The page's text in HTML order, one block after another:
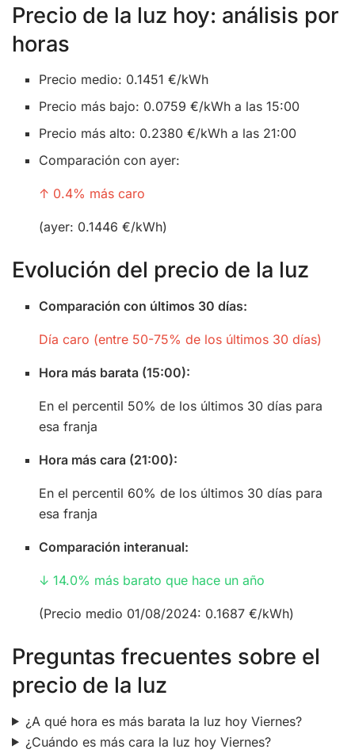
Precio de la luz hoy: análisis por
horas
Precio medio: 0.1451 €/kWh
Precio más bajo: 0.0759 €/kWh a las 15:00
Precio más alto: 0.2380 €/kWh a las 21:00
Comparación con ayer:
↑ 0.4% más caro
(ayer: 0.1446 €/kWh)
Evolución del precio de la luz
Comparación con últimos 30 días:
Día caro (entre 50-75% de los últimos 30 días)
Hora más barata (15:00):
En el percentil 50% de los últimos 30 días para
esa franja
Hora más cara (21:00):
En el percentil 60% de los últimos 30 días para
esa franja
Comparación interanual:
↓ 14.0% más barato que hace un año
(Precio medio 01/08/2024: 0.1687 €/kWh)
Preguntas frecuentes sobre el
precio de la luz
¿A qué hora es más barata la luz hoy Viernes?
¿Cuándo es más cara la luz hoy Viernes?